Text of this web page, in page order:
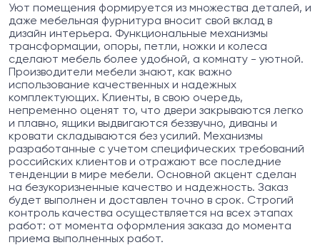
Уют помещения формируется из множества деталей, и
даже мебельная фурнитура вносит свой вклад в
дизайн интерьера. Функциональные механизмы
трансформации, опоры, петли, ножки и колеса
сделают мебель более удобной, а комнату - уютной.
Производители мебели знают, как важно
использование качественных и надежных
комплектующих. Клиенты, в свою очередь,
непременно оценят то, что двери закрываются легко
и плавно, ящики выдвигаются беззвучно, диваны и
кровати складываются без усилий. Механизмы
разработанные с учетом специфических требований
российских клиентов и отражают все последние
тенденции в мире мебели. Основной акцент сделан
на безукоризненные качество и надежность. Заказ
будет выполнен и доставлен точно в срок. Строгий
контроль качества осуществляется на всех этапах
работ: от момента оформления заказа до момента
приема выполненных работ.